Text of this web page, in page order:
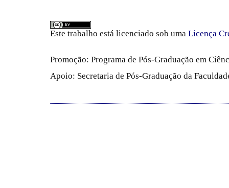
Este trabalho está licenciado sob uma Licença
Promoção: Programa de Pós-Graduação em
Apoio: Secretaria de Pós-Graduação da